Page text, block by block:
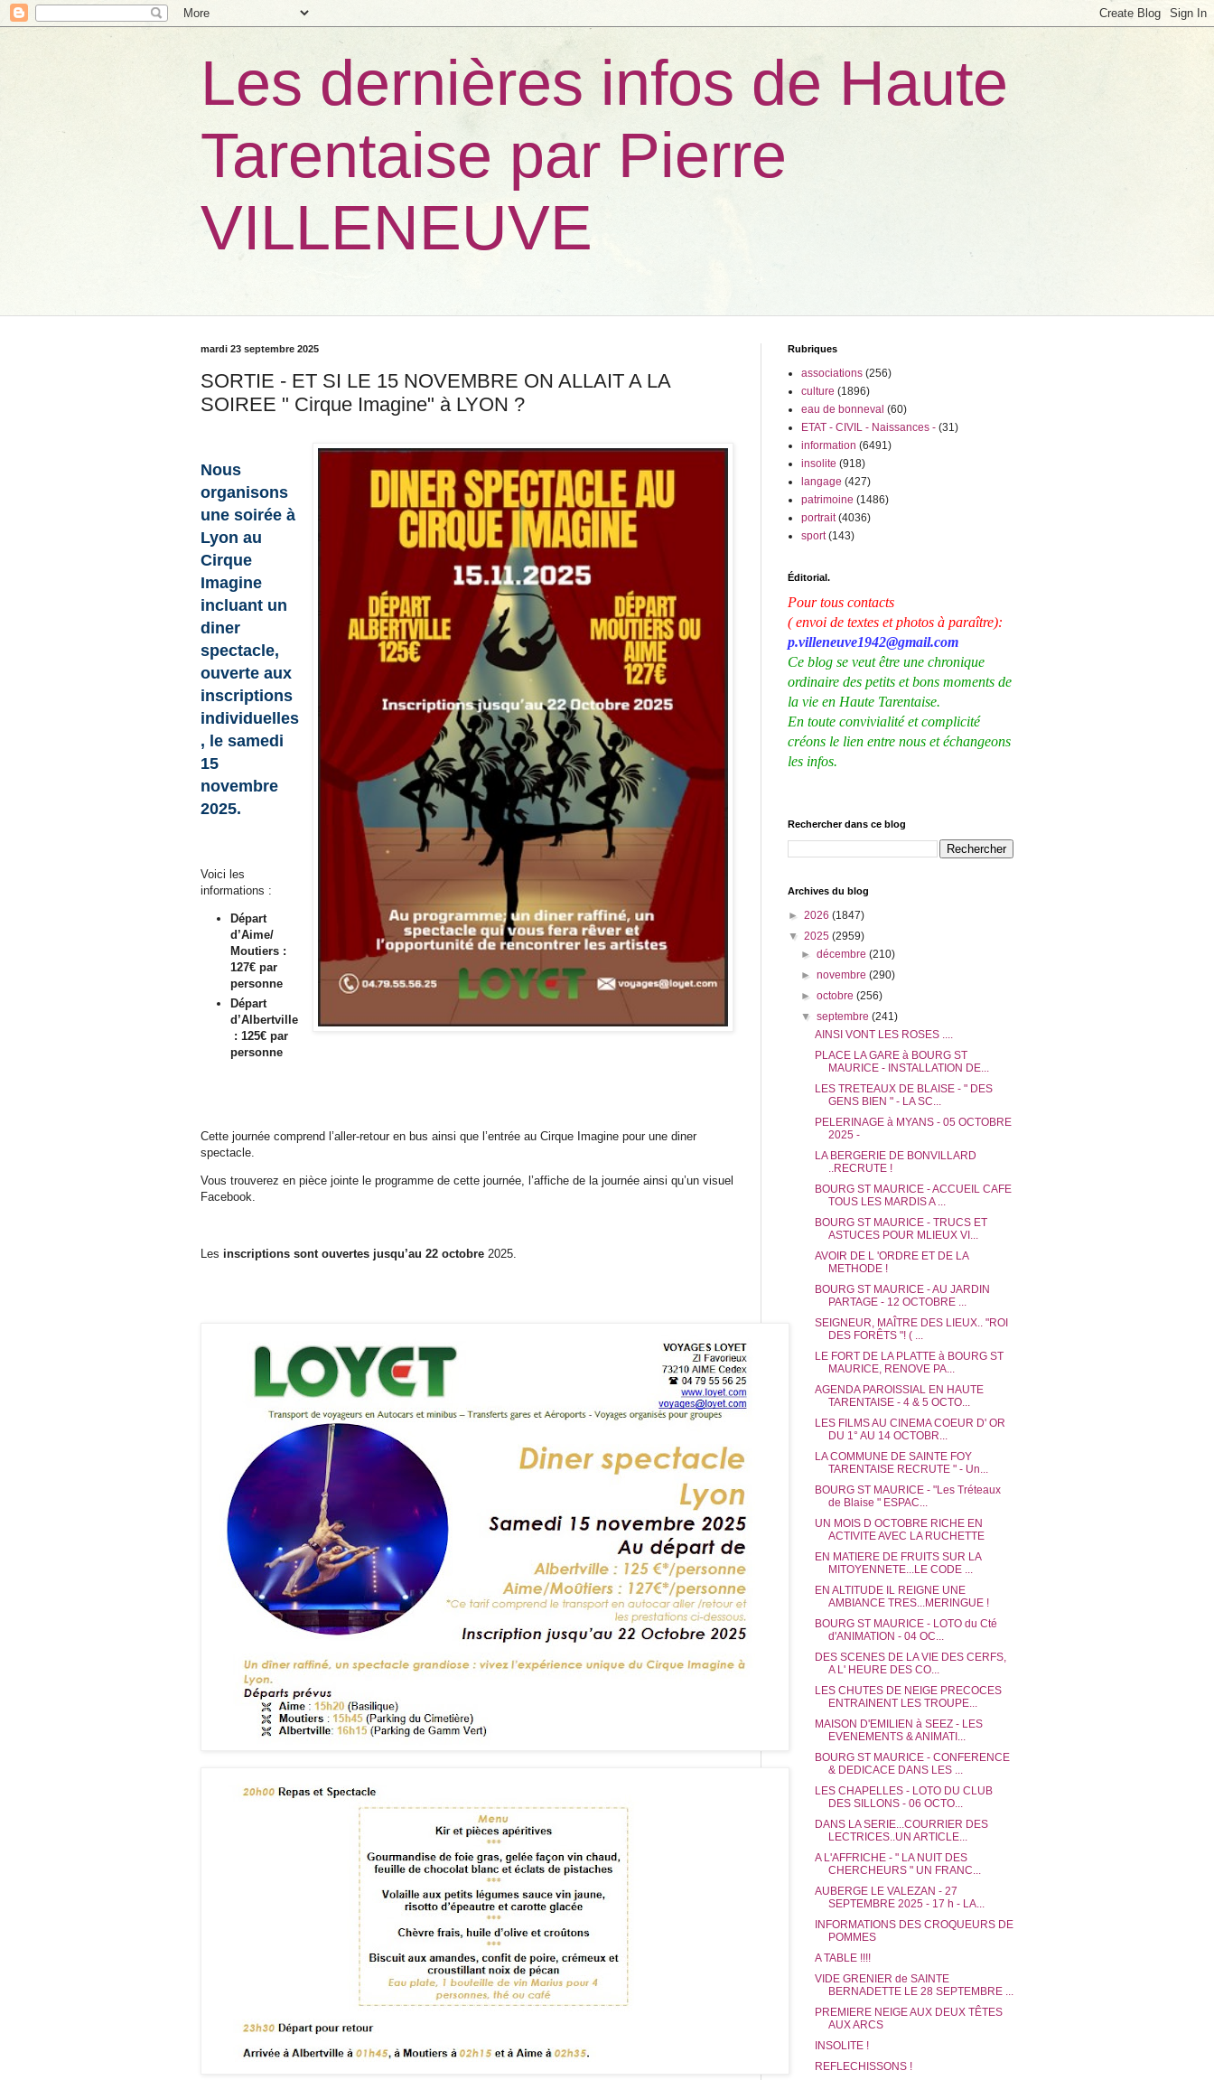
Les dernières infos de Haute
Tarentaise par Pierre
VILLENEUVE
mardi 23 septembre 2025
SORTIE - ET SI LE 15 NOVEMBRE ON ALLAIT A LA
SOIREE " Cirque Imagine" à LYON ?
Nous
organisons
une soirée à
Lyon au
Cirque
Imagine
incluant un
diner
spectacle,
ouverte aux
inscriptions
individuelles
, le samedi
15
novembre
2025.
Voici les
informations :
Départ
d’Aime/
Moutiers :
127€ par
personne
Départ
d’Albertville
: 125€ par
personne
Cette journée comprend l’aller-retour en bus ainsi que l’entrée au Cirque Imagine pour une diner
spectacle.
Vous trouverez en pièce jointe le programme de cette journée, l’affiche de la journée ainsi qu’un visuel
Facebook.
Les inscriptions sont ouvertes jusqu’au 22 octobre 2025.
Rubriques
associations (256)
culture (1896)
eau de bonneval (60)
ETAT - CIVIL - Naissances - (31)
information (6491)
insolite (918)
langage (427)
patrimoine (1486)
portrait (4036)
sport (143)
Éditorial.
Pour tous contacts
( envoi de textes et photos à paraître):
p.villeneuve1942@gmail.com
Ce blog se veut être une chronique
ordinaire des petits et bons moments de
la vie en Haute Tarentaise.
En toute convivialité et complicité
créons le lien entre nous et échangeons
les infos.
Rechercher dans ce blog
Archives du blog
► 2026 (1847)
▼ 2025 (2959)
►décembre(210)
►novembre(290)
►octobre(256)
▼septembre(241)
AINSI VONT LES ROSES ....
PLACE LA GARE à BOURG ST
MAURICE - INSTALLATION DE...
LES TRETEAUX DE BLAISE - " DES
GENS BIEN " - LA SC...
PELERINAGE à MYANS - 05 OCTOBRE
2025 -
LA BERGERIE DE BONVILLARD
..RECRUTE !
BOURG ST MAURICE - ACCUEIL CAFE
TOUS LES MARDIS A ...
BOURG ST MAURICE - TRUCS ET
ASTUCES POUR MLIEUX VI...
AVOIR DE L 'ORDRE ET DE LA
METHODE !
BOURG ST MAURICE - AU JARDIN
PARTAGE - 12 OCTOBRE ...
SEIGNEUR, MAÎTRE DES LIEUX.. "ROI
DES FORÊTS "! ( ...
LE FORT DE LA PLATTE à BOURG ST
MAURICE, RENOVE PA...
AGENDA PAROISSIAL EN HAUTE
TARENTAISE - 4 & 5 OCTO...
LES FILMS AU CINEMA COEUR D' OR
DU 1° AU 14 OCTOBR...
LA COMMUNE DE SAINTE FOY
TARENTAISE RECRUTE " - Un...
BOURG ST MAURICE - "Les Tréteaux
de Blaise " ESPAC...
UN MOIS D OCTOBRE RICHE EN
ACTIVITE AVEC LA RUCHETTE
EN MATIERE DE FRUITS SUR LA
MITOYENNETE...LE CODE ...
EN ALTITUDE IL REIGNE UNE
AMBIANCE TRES...MERINGUE !
BOURG ST MAURICE - LOTO du Cté
d'ANIMATION - 04 OC...
DES SCENES DE LA VIE DES CERFS,
A L' HEURE DES CO...
LES CHUTES DE NEIGE PRECOCES
ENTRAINENT LES TROUPE...
MAISON D'EMILIEN à SEEZ - LES
EVENEMENTS & ANIMATI...
BOURG ST MAURICE - CONFERENCE
& DEDICACE DANS LES ...
LES CHAPELLES - LOTO DU CLUB
DES SILLONS - 06 OCTO...
DANS LA SERIE...COURRIER DES
LECTRICES..UN ARTICLE...
A L'AFFRICHE - " LA NUIT DES
CHERCHEURS " UN FRANC...
AUBERGE LE VALEZAN - 27
SEPTEMBRE 2025 - 17 h - LA...
INFORMATIONS DES CROQUEURS DE
POMMES
A TABLE !!!!
VIDE GRENIER de SAINTE
BERNADETTE LE 28 SEPTEMBRE ...
PREMIERE NEIGE AUX DEUX TÊTES
AUX ARCS
INSOLITE !
REFLECHISSONS !